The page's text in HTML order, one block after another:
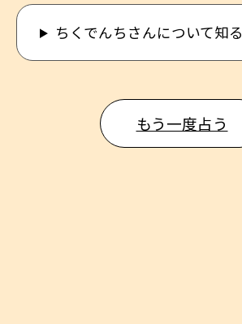
ちくでんちさんについて知る
もう一度占う